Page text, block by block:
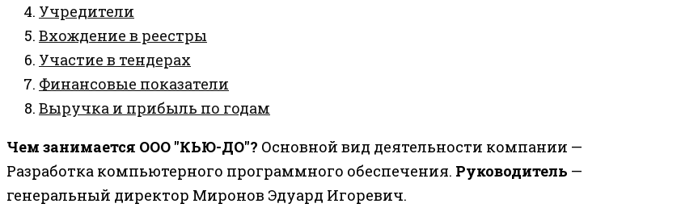
Учредители
Вхождение в реестры
Участие в тендерах
Финансовые показатели
Выручка и прибыль по годам
Чем занимается ООО "КЬЮ-ДО"? Основной вид деятельности компании —
Разработка компьютерного программного обеспечения. Руководитель —
генеральный директор Миронов Эдуард Игоревич.